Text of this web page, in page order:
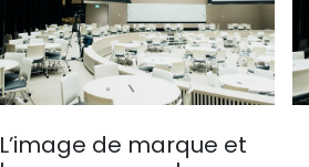
L’image de marque et